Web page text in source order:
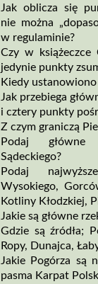
Jak oblicza się
nie można
w regulaminie?
Czy w książeczce
jedynie punkty
Kiedy ustanowiono
Jak przebiega
i cztery punkty
Z czym graniczą
Podaj główne
Sądeckiego?
Podaj
Wysokiego,
Kotliny Kłodzkiej,
Jakie są główne
Gdzie są źródła;
Ropy, Dunajca,
Jakie Pogórza są
pasma Karpat